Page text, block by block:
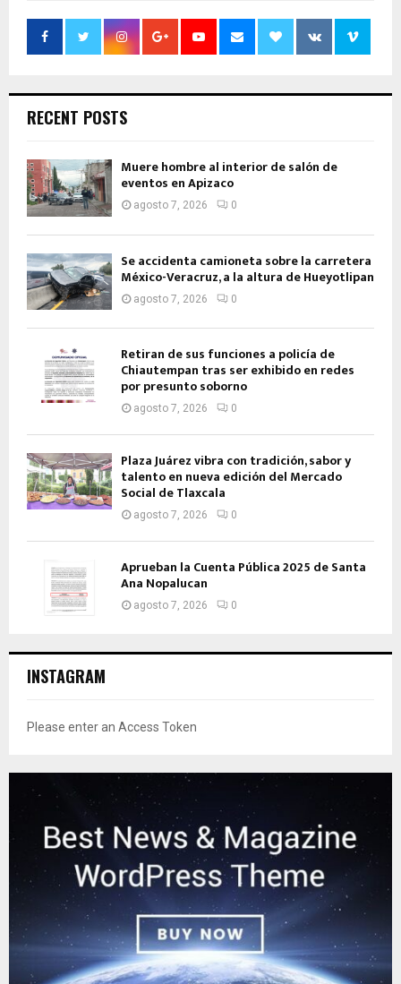
RECENT POSTS
Muere hombre al interior de salón de
eventos en Apizaco
agosto 7, 2026 0
Se accidenta camioneta sobre la carretera
México-Veracruz, a la altura de Hueyotlipan
agosto 7, 2026 0
Retiran de sus funciones a policía de
Chiautempan tras ser exhibido en redes
por presunto soborno
agosto 7, 2026 0
Plaza Juárez vibra con tradición, sabor y
talento en nueva edición del Mercado
Social de Tlaxcala
agosto 7, 2026 0
Aprueban la Cuenta Pública 2025 de Santa
Ana Nopalucan
agosto 7, 2026 0
INSTAGRAM
Please enter an Access Token